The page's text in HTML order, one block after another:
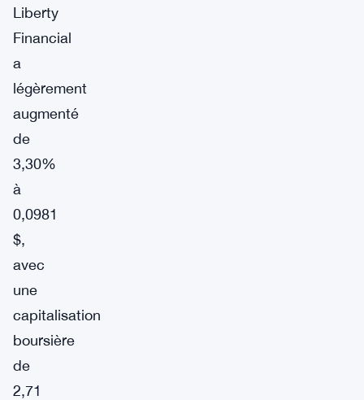
Liberty
Financial
a
légèrement
augmenté
de
3,30%
à
0,0981
$,
avec
une
capitalisation
boursière
de
2,71